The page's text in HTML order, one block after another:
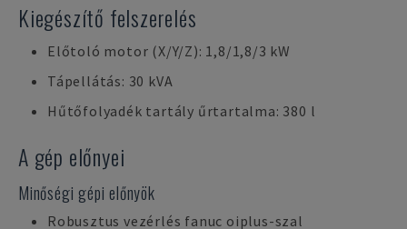
Kiegészítő felszerelés
Előtoló motor (X/Y/Z): 1,8/1,8/3 kW
Tápellátás: 30 kVA
Hűtőfolyadék tartály űrtartalma: 380 l
A gép előnyei
Minőségi gépi előnyök
Robusztus vezérlés fanuc oiplus-szal